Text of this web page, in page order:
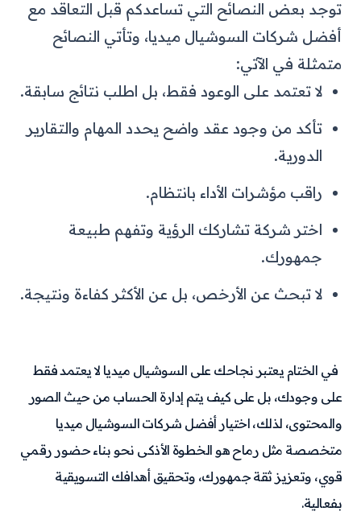
توجد بعض النصائح التي تساعدكم قبل التعاقد مع
أفضل شركات السوشيال ميديا، وتأتي النصائح
متمثلة في الآتي:
لا تعتمد على الوعود فقط، بل اطلب نتائج سابقة.
تأكد من وجود عقد واضح يحدد المهام والتقارير
الدورية.
راقب مؤشرات الأداء بانتظام.
اختر شركة تشاركك الرؤية وتفهم طبيعة
جمهورك.
لا تبحث عن الأرخص، بل عن الأكثر كفاءة ونتيجة.
في الختام يعتبر نجاحك على السوشيال ميديا لا يعتمد فقط
على وجودك، بل على كيف يتم إدارة الحساب من حيث الصور
والمحتوى، لذلك، اختيار أفضل شركات السوشيال ميديا
متخصصة مثل رماح هو الخطوة الأذكى نحو بناء حضور رقمي
قوي، وتعزيز ثقة جمهورك، وتحقيق أهدافك التسويقية
بفعالية.